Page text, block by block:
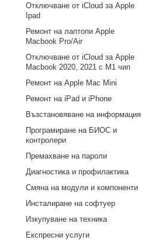
Отключване от iCloud за Apple
Ipad
Ремонт на лаптопи Apple
Macbook Pro/Air
Отключване от iCloud за Apple
Macbook 2020, 2021 с M1 чип
Ремонт на Apple Mac Mini
Ремонт на iPad и iPhone
Възстановяване на информация
Програмиране на БИОС и
контролери
Премахване на пароли
Диагностика и профилактика
Смяна на модули и компоненти
Инсталиране на софтуер
Изкупуване на техника
Експресни услуги